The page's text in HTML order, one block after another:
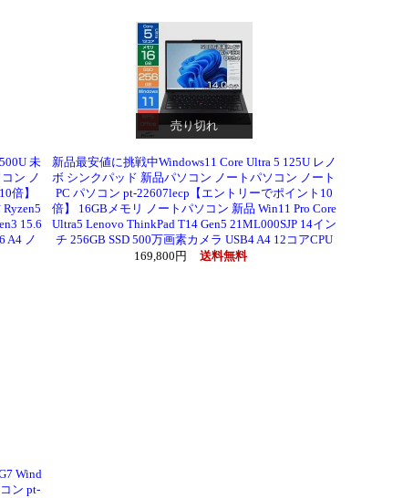
売り切れ
未
ン ノ
倍】
15.6
A4 ノ
新品最安値に挑戦中Windows11 Core Ultra 5 125U レノ
ボ シンクパッド 新品パソコン ノートパソコン ノート
PC パソコン pt-22607lecp【エントリーでポイント10
倍】 16GBメモリ ノートパソコン 新品 Win11 Pro Core
Ultra5 Lenovo ThinkPad T14 Gen5 21ML000SJP 14イン
チ 256GB SSD 500万画素カメラ USB4 A4 12コアCPU
169,800円
送料無料
Wind
ン pt-